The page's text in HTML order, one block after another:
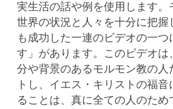
実生活の話や例を使用します。
世界の状況と人々を十分に把握
も成功した一連のビデオの一
す」があります。このビデオは
分や背景のあるモルモン教の人
トし、イエス・キリストの福
ることは、真に全ての人のため